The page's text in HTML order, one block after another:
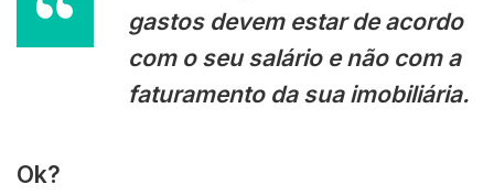
gastos devem estar de acordo
com o seu salário e não com a
faturamento da sua imobiliária.
Ok?